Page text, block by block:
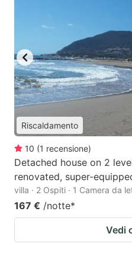
Riscaldamento
10 (1 recensione)
Detached house on 2
renovated, super-
villa · 2 Ospiti · 1 Camera da
167 € /notte*
Vedi